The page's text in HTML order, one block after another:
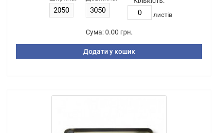
листiв
Сума: 0.00 грн.
Додати у кошик